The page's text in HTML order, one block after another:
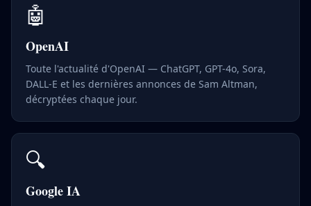
🤖
OpenAI
Toute l'actualité d'OpenAI — ChatGPT, GPT-4o, Sora,
DALL-E et les dernières annonces de Sam Altman,
décryptées chaque jour.
🔍
Google IA